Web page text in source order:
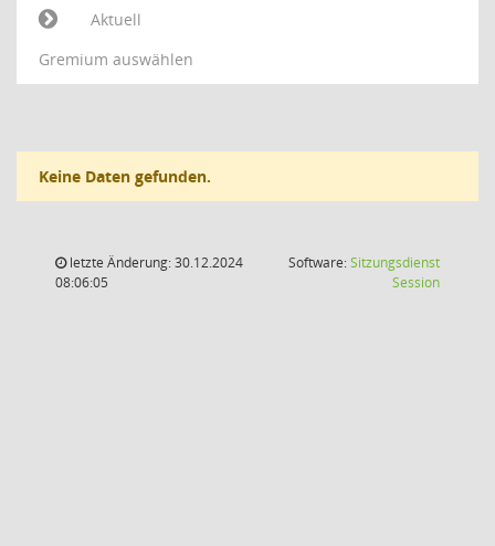
Aktuell
Gremium auswählen
Keine Daten gefunden.
letzte Änderung: 30.12.2024
08:06:05
Software:Sitzungsdienst
Session(Wird in